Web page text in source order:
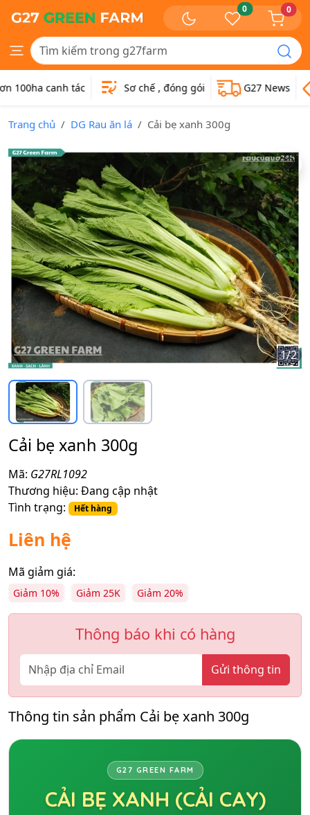
0 0
canh tác Sơ chế , đóng gói G27 News
Trang chủ DG Rau ăn lá Cải bẹ xanh 300g
1/2
Cải bẹ xanh 300g
Mã: G27RL1092
Thương hiệu: Đang cập nhật
Tình trạng:
Hết hàng
Liên hệ
Mã giảm giá:
Giảm 10% Giảm 25K Giảm 20%
Thông báo khi có hàng
Gửi thông tin
Thông tin sản phẩm Cải bẹ xanh 300g
G27 GREEN FARM
CẢI BẸ XANH (CẢI CAY)